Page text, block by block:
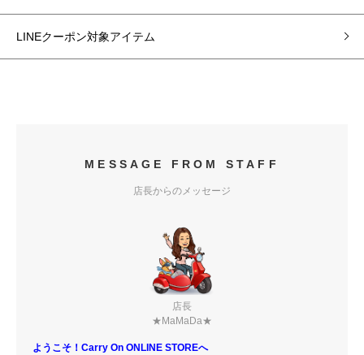
LINEクーポン対象アイテム
MESSAGE FROM STAFF
店長からのメッセージ
店長
★MaMaDa★
ようこそ！Carry On ONLINE STOREへ